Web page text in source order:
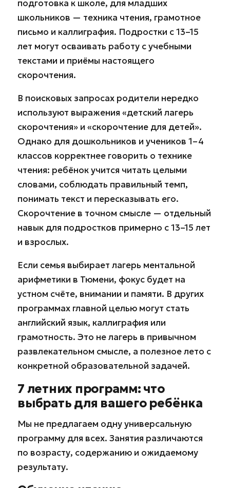
подготовка к школе, для младших
школьников — техника чтения, грамотное
письмо и каллиграфия. Подростки с 13–15
лет могут осваивать работу с учебными
текстами и приёмы настоящего
скорочтения.
В поисковых запросах родители нередко
используют выражения «детский лагерь
скорочтения» и «скорочтение для детей».
Однако для дошкольников и учеников 1–4
классов корректнее говорить о технике
чтения: ребёнок учится читать целыми
словами, соблюдать правильный темп,
понимать текст и пересказывать его.
Скорочтение в точном смысле — отдельный
навык для подростков примерно с 13–15 лет
и взрослых.
Если семья выбирает лагерь ментальной
арифметики в Тюмени, фокус будет на
устном счёте, внимании и памяти. В других
программах главной целью могут стать
английский язык, каллиграфия или
грамотность. Это не лагерь в привычном
развлекательном смысле, а полезное лето с
конкретной образовательной задачей.
7 летних программ: что
выбрать для вашего ребёнка
Мы не предлагаем одну универсальную
программу для всех. Занятия различаются
по возрасту, содержанию и ожидаемому
результату.